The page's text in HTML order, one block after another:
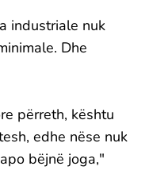
industriale nuk
Dhe
përreth, kështu
edhe nëse nuk
bëjnë joga,"